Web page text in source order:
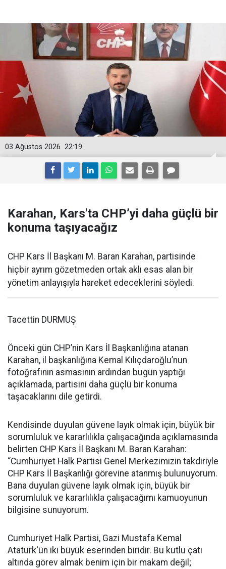
22:19
03 Ağustos 2026
Karahan, Kars'ta CHP’yi daha güçlü bir
konuma taşıyacağız
CHP Kars İl Başkanı M. Baran Karahan, partisinde
hiçbir ayrım gözetmeden ortak aklı esas alan bir
yönetim anlayışıyla hareket edeceklerini söyledi.
Tacettin DURMUŞ
Önceki gün CHP’nin Kars İl Başkanlığına atanan
Karahan, il başkanlığına Kemal Kılıçdaroğlu’nun
fotoğrafının asmasının ardından bugün yaptığı
açıklamada, partisini daha güçlü bir konuma
taşacaklarını dile getirdi.
Kendisinde duyulan güvene layık olmak için, büyük bir
sorumluluk ve kararlılıkla çalışacağında açıklamasında
belirten CHP Kars İl Başkanı M. Baran Karahan:
“Cumhuriyet Halk Partisi Genel Merkezimizin takdiriyle
CHP Kars İl Başkanlığı görevine atanmış bulunuyorum.
Bana duyulan güvene layık olmak için, büyük bir
sorumluluk ve kararlılıkla çalışacağımı kamuoyunun
bilgisine sunuyorum.
Cumhuriyet Halk Partisi, Gazi Mustafa Kemal
Atatürk'ün iki büyük eserinden biridir. Bu kutlu çatı
altında görev almak benim için bir makam değil;